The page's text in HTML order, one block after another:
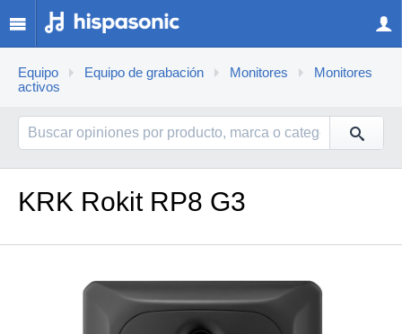
Equipo Equipo de grabación Monitores
Monitores
activos
KRK Rokit RP8 G3